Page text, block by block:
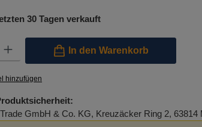
30 Tagen verkauft
In den Warenkorb
hinzufügen
GmbH & Co. KG, Kreuzäcker Ring 2,